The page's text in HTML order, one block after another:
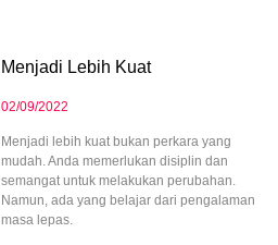
Menjadi Lebih Kuat
02/09/2022
Menjadi lebih kuat bukan perkara yang
mudah. Anda memerlukan disiplin dan
semangat untuk melakukan perubahan.
Namun, ada yang belajar dari pengalaman
masa lepas.